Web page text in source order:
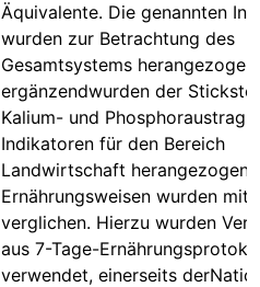
Äquivalente. Die genannten
wurden zur Betrachtung des
Gesamtsystems herangezogen,
ergänzendwurden der
Kalium- und Phosphoraustrag
Indikatoren für den Bereich
Landwirtschaft herangezogen.
Ernährungsweisen wurden
verglichen. Hierzu wurden
aus 7-Tage-
verwendet, einerseits